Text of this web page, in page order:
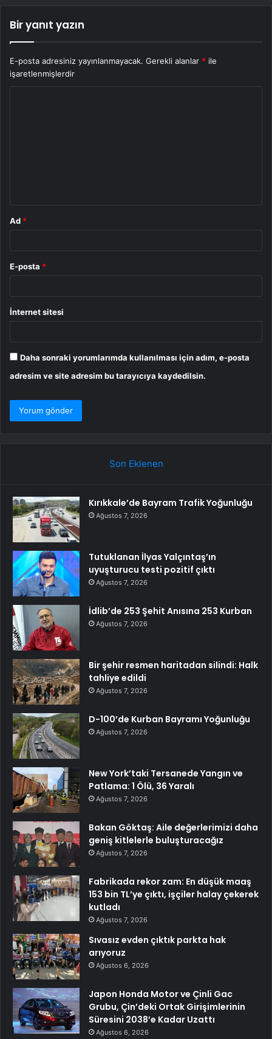
Bir yanıt yazın
E-posta adresiniz yayınlanmayacak. Gerekli alanlar * ile
işaretlenmişlerdir
Ad *
E-posta *
İnternet sitesi
Daha sonraki yorumlarımda kullanılması için adım, e-posta
adresim ve site adresim bu tarayıcıya kaydedilsin.
Son Eklenen
Kırıkkale’de Bayram Trafik Yoğunluğu
Ağustos 7, 2026
Tutuklanan İlyas Yalçıntaş’ın
uyuşturucu testi pozitif çıktı
Ağustos 7, 2026
İdlib’de 253 Şehit Anısına 253 Kurban
Ağustos 7, 2026
Bir şehir resmen haritadan silindi: Halk
tahliye edildi
Ağustos 7, 2026
D-100’de Kurban Bayramı Yoğunluğu
Ağustos 7, 2026
New York’taki Tersanede Yangın ve
Patlama: 1 Ölü, 36 Yaralı
Ağustos 7, 2026
Bakan Göktaş: Aile değerlerimizi daha
geniş kitlelerle buluşturacağız
Ağustos 7, 2026
Fabrikada rekor zam: En düşük maaş
153 bin TL’ye çıktı, işçiler halay çekerek
kutladı
Ağustos 7, 2026
Sıvasız evden çıktık parkta hak
arıyoruz
Ağustos 6, 2026
Japon Honda Motor ve Çinli Gac
Grubu, Çin’deki Ortak Girişimlerinin
Süresini 2038’e Kadar Uzattı
Ağustos 6, 2026